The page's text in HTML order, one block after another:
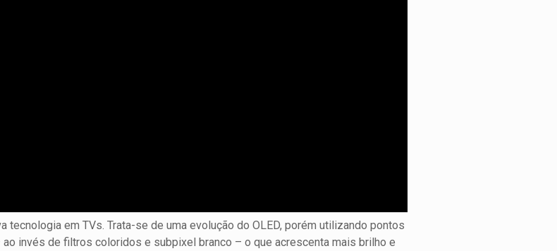
tecnologia em TVs. Trata-se de uma evolução do OLED, porém utilizando pontos
invés de filtros coloridos e subpixel branco – o que acrescenta mais brilho e